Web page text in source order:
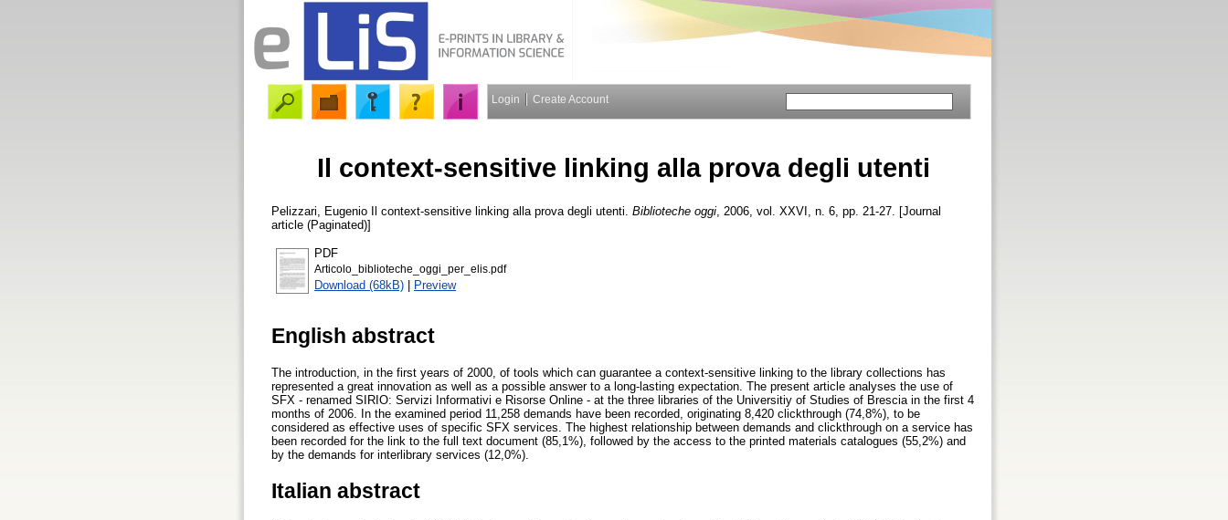
Login Create Account
Il context-sensitive linking alla prova degli utenti
Pelizzari, Eugenio Il context-sensitive linking alla prova degli utenti. Biblioteche oggi , 2006, vol. XXVI, n. 6, pp. 21-27. [Journal
article (Paginated)]
PDF
Articolo_biblioteche_oggi_per_elis.pdf
Download (68kB) | Preview
English abstract
The introduction, in the first years of 2000, of tools which can guarantee a context-sensitive linking to the library collections has
represented a great innovation as well as a possible answer to a long-lasting expectation. The present article analyses the use of
SFX - renamed SIRIO: Servizi Informativi e Risorse Online - at the three libraries of the Universitiy of Studies of Brescia in the first 4
months of 2006. In the examined period 11,258 demands have been recorded, originating 8,420 clickthrough (74,8%), to be
considered as effective uses of specific SFX services. The highest relationship between demands and clickthrough on a service has
been recorded for the link to the full text document (85,1%), followed by the access to the printed materials catalogues (55,2%) and
by the demands for interlibrary services (12,0%).
Italian abstract